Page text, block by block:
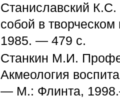
Станиславский
собой в
1985. — 479 с.
Станкин М.И.
Акмеология
— М.: Флинта,